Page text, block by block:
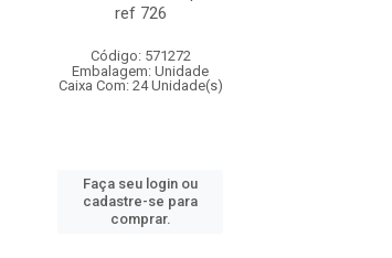
ref 726
Código: 571272
Embalagem: Unidade
Caixa Com: 24 Unidade(s)
Faça seu login ou
cadastre-se para
comprar.